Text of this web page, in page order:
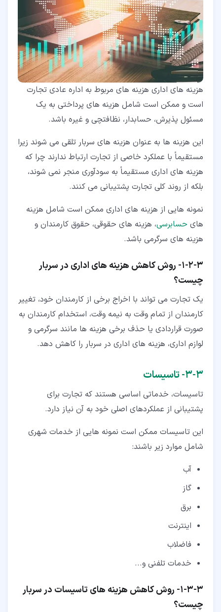
هزینه های اداری هزینه های مربوط به اداره عادی تجارت
است و ممکن است شامل هزینه های پرداختی به یک
مسئول پذیرش، حسابدار، نظافتچی و غیره باشد.
این هزینه ها به عنوان هزینه های سربار تلقی می شوند زیرا
مستقیماً با عملکرد خاصی از تجارت ارتباط ندارند چرا که
هزینه های اداری مستقیماً به سودآوری منجر نمی شوند،
بلکه از روند کلی تجارت پشتیبانی می کنند.
نمونه هایی از هزینه های اداری ممکن است شامل هزینه
های حسابرسی، هزینه های حقوقی، حقوق کارمندان و
هزینه های سرگرمی باشد.
۳‏-‏۲‏-‏۱‏- روش کاهش هزینه های اداری در سربار
چیست؟
یک تجارت می تواند با اخراج برخی از کارمندان خود، تغییر
کارمندان از تمام وقت به نیمه وقت، استخدام کارمندان به
صورت قراردادی یا حذف برخی هزینه ها مانند سرگرمی و
لوازم اداری، هزینه های اداری در سربار را کاهش دهد.
۳‏-‏۳‏- تاسیسات
تاسیسات، خدماتی اساسی هستند که تجارت برای
پشتیبانی از عملکردهای اصلی خود به آن نیاز دارد.
این تاسیسات ممکن است نمونه هایی از خدمات شهری
شامل موارد زیر باشند:
آب
گاز
برق
اینترنت
فاضلاب
خدمات تلفنی و...
۳‏-‏۳‏-‏۱‏- روش کاهش هزینه های تاسیسات در سربار
چیست؟